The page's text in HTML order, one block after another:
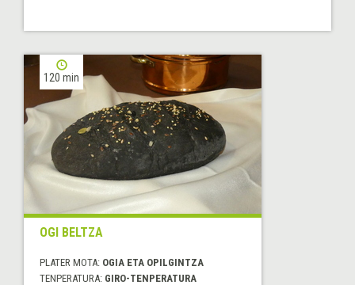
120 min
OGI BELTZA
PLATER MOTA: OGIA ETA OPILGINTZA
TENPERATURA: GIRO-TENPERATURA